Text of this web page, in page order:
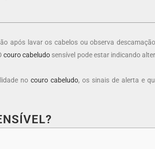
após lavar os cabelos ou observa
couro cabeludo sensível pode estar indicando
no couro cabeludo, os sinais de alerta e